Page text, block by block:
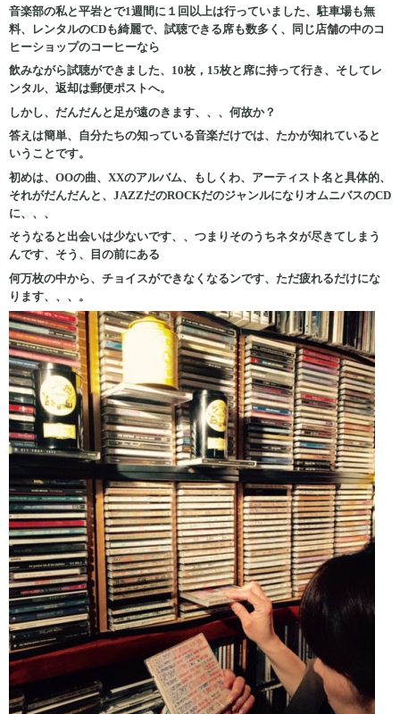
音楽部の私と平岩とで1週間に１回以上は行っていました、駐車場も無
料、レンタルのCDも綺麗で、試聴できる席も数多く、同じ店舗の中のコ
ヒーショップのコーヒーなら
飲みながら試聴ができました、10枚，15枚と席に持って行き、そしてレ
ンタル、返却は郵便ポストへ。
しかし、だんだんと足が遠のきます、、、何故か？
答えは簡単、自分たちの知っている音楽だけでは、たかが知れていると
いうことです。
初めは、OOの曲、XXのアルバム、もしくわ、アーティスト名と具体的、
それがだんだんと、JAZZだのROCKだのジャンルになりオムニバスのCD
に、、、
そうなると出会いは少ないです、、つまりそのうちネタが尽きてしまう
んです、そう、目の前にある
何万枚の中から、チョイスができなくなるンです、ただ疲れるだけにな
ります、、、。